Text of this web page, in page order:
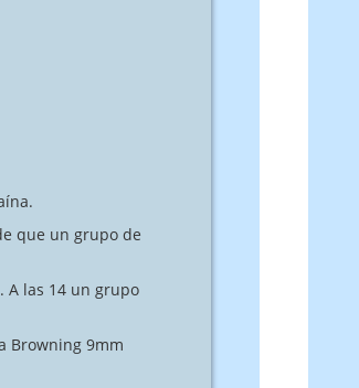
que un grupo de
A las 14 un grupo
Browning 9mm